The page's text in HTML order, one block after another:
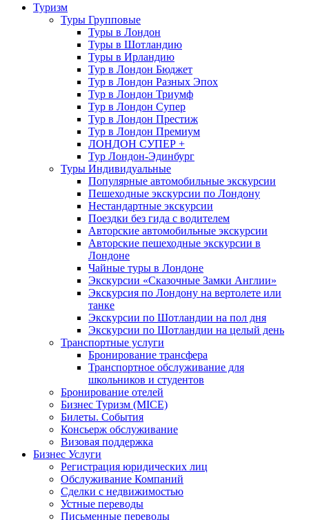
Туризм
Туры Групповые
Туры в Лондон
Туры в Шотландию
Туры в Ирландию
Тур в Лондон Бюджет
Тур в Лондон Разных Эпох
Тур в Лондон Триумф
Тур в Лондон Супер
Тур в Лондон Престиж
Тур в Лондон Премиум
ЛОНДОН СУПЕР +
Тур Лондон-Эдинбург
Туры Индивидуальные
Популярные автомобильные экскурсии
Пешеходные экскурсии по Лондону
Нестандартные экскурсии
Поездки без гида с водителем
Авторские автомобильные экскурсии
Авторские пешеходные экскурсии в
Лондоне
Чайные туры в Лондоне
Экскурсии «Сказочные Замки Англии»
Экскурсия по Лондону на вертолете или
танке
Экскурсии по Шотландии на пол дня
Экскурсии по Шотландии на целый день
Транспортные услуги
Бронирование трансфера
Транспортное обслуживание для
школьников и студентов
Бронирование отелей
Бизнес Туризм (MICE)
Билеты. События
Консьерж обслуживание
Визовая поддержка
Бизнес Услуги
Регистрация юридических лиц
Обслуживание Компаний
Сделки с недвижимостью
Устные переводы
Письменные переводы